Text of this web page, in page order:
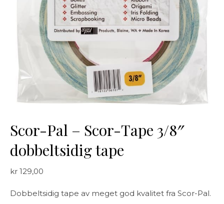
Scor-Pal – Scor-Tape 3/8″
dobbeltsidig tape
kr 129,00
Dobbeltsidig tape av meget god kvalitet fra Scor-Pal.